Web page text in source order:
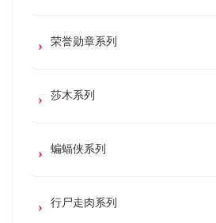
荣誉勋章系列
莎木系列
蝙蝠侠系列
行尸走肉系列